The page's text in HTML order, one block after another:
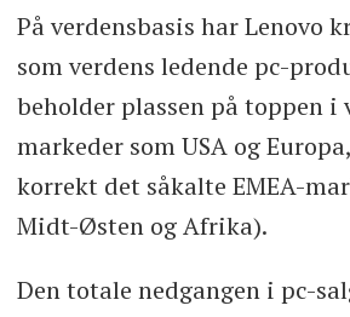
På verdensbasis har Lenovo
som verdens ledende pc-
beholder plassen på toppen i
markeder som USA og
korrekt det såkalte EMEA-
Midt-Østen og Afrika).
Den totale nedgangen i pc-